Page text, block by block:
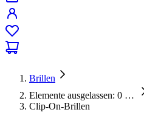
Brillen
Elemente ausgelassen: 0 …
Clip-On-Brillen